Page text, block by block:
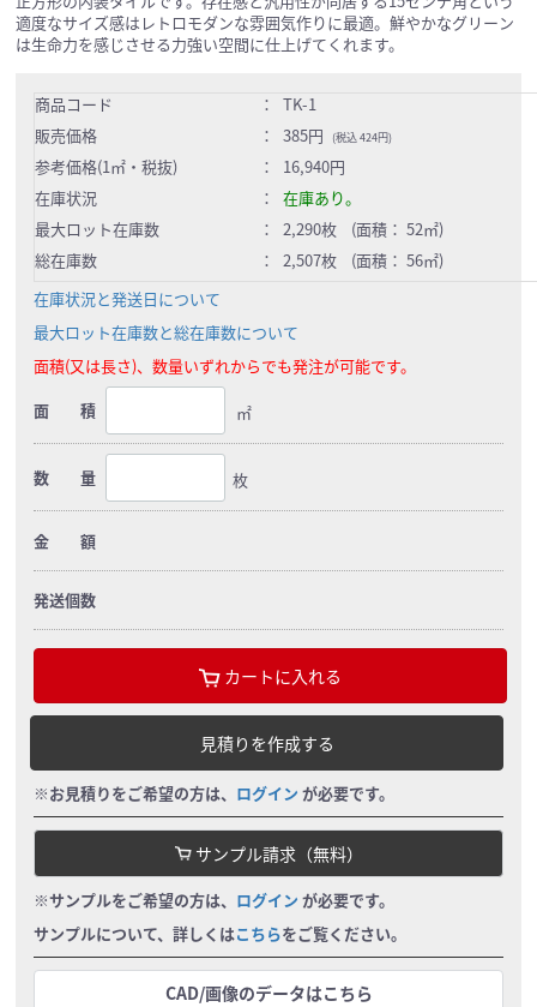
適度なサイズ感はレトロモダンな雰囲気作りに最適。鮮やかなグリーン
は生命力を感じさせる力強い空間に仕上げてくれます。
商品コード ：
TK-1
販売価格
： 385円 (税込 424円)
参考価格(1㎡・税抜) ：
16,940円
在庫状況
：
在庫あり。
最大ロット在庫数
：
2,290枚 (面積： 52㎡)
総在庫数
：
2,507枚 (面積： 56㎡)
在庫状況と発送日について
最大ロット在庫数と総在庫数について
面積(又は長さ)、数量いずれからでも発注が可能です。
面 積
㎡
数 量 枚
金 額
発送個数
カートに入れる
見積りを作成する
※お見積りをご希望の方は、 ログイン が必要です。
サンプル請求（無料）
※サンプルをご希望の方は、 ログイン が必要です。
サンプルについて、詳しくはこちらをご覧ください。
CAD/画像のデータはこちら